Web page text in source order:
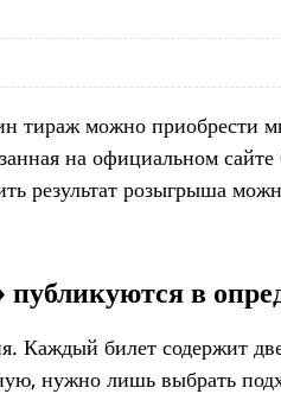
тираж можно приобрести
на официальном сайте
результат розыгрыша
в
Каждый билет содержит
нужно лишь выбрать